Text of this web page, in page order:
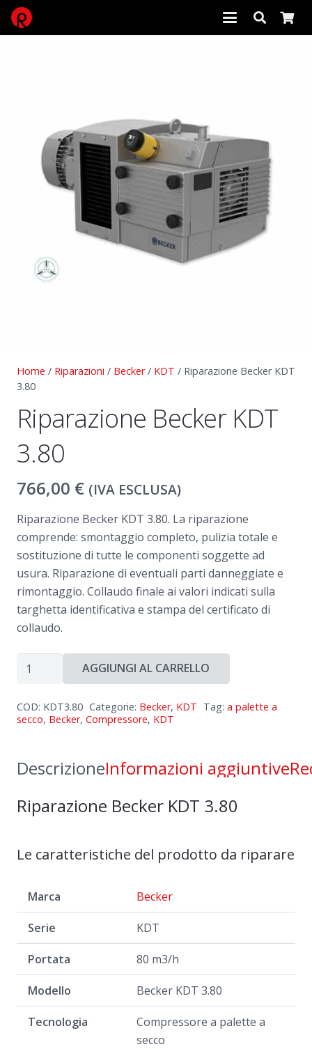
Home / Riparazioni / Becker/ KDT / Riparazione Becker KDT
3.80
Riparazione Becker KDT
3.80
766,00 € (IVA ESCLUSA)
Riparazione Becker KDT 3.80. La riparazione
comprende: smontaggio completo, pulizia totale e
sostituzione di tutte le componenti soggette ad
usura. Riparazione di eventuali parti danneggiate e
rimontaggio. Collaudo finale ai valori indicati sulla
targhetta identificativa e stampa del certificato di
collaudo.
Riparazione
3.80
AGGIUNGI AL CARRELLO
COD: KDT3.80 Categorie: Becker, KDT Tag: a palette a
secco, Becker, Compressore, KDT
DescrizioneInformazioni aggiuntive
Riparazione Becker KDT 3.80
Le caratteristiche del prodotto da riparare
Marca Becker
Serie KDT
Portata 80 m3/h
Modello Becker KDT 3.80
Tecnologia
Compressore a palette a
secco